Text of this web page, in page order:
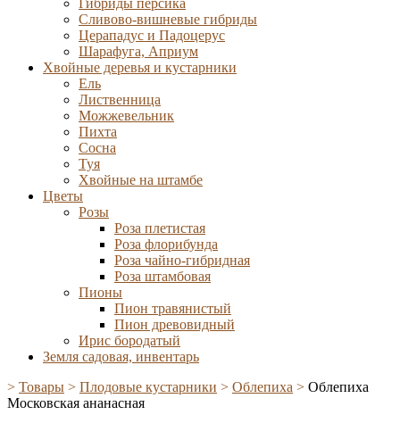
Гибриды персика
Сливово-вишневые гибриды
Церападус и Падоцерус
Шарафуга, Априум
Хвойные деревья и кустарники
Ель
Лиственница
Можжевельник
Пихта
Сосна
Туя
Хвойные на штамбе
Цветы
Розы
Роза плетистая
Роза флорибунда
Роза чайно-гибридная
Роза штамбовая
Пионы
Пион травянистый
Пион древовидный
Ирис бородатый
Земля садовая, инвентарь
> Товары > Плодовые кустарники > Облепиха > Облепиха
Московская ананасная